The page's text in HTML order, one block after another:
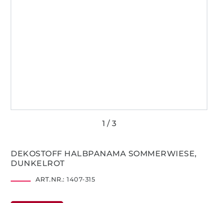
DEKOSTOFF HALBPANAMA SOMMERWIESE,
DUNKELROT
ART.NR.: 1407-315